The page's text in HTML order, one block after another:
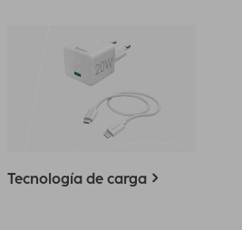
Tecnología de carga